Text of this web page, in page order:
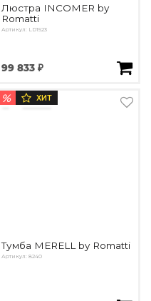
Люстра INCOMER by
Romatti
Артикул: LD1523
99 833 ₽
% ХИТ
Тумба MERELL by Romatti
Артикул: 8240